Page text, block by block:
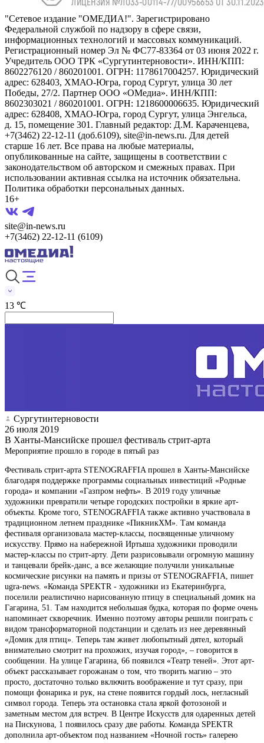
"Сетевое издание "ОМЕДИА!". Зарегистрировано
Федеральной службой по надзору в сфере связи,
информационных технологий и массовых коммуникаций.
Регистрационный номер Эл № ФС77-83364 от 03 июня 2022 г.
Учредитель ООО ТРК «Сургутинтерновости». ИНН/КПП:
8602276120 / 860201001. ОГРН: 1178617004257. Юридический
адрес: 628403, ХМАО-Югра, город Сургут, улица 30 лет
Победы, 27/2. Партнер ООО «ОМедиа». ИНН/КПП:
8602303021 / 860201001. ОГРН: 1218600006635. Юридический
адрес: 628408, ХМАО-Югра, город Сургут, улица Энгельса,
д. 15, помещение 301. Главный редактор: Д.М. Караченцева,
+7(3462) 22-12-11 (доб.6109), site@in-news.ru. Для детей
старше 16 лет. Все права на любые материалы,
опубликованные на сайте, защищены в соответствии с
законодательством об авторском и смежных правах. При
использовании активная ссылка на источник обязательна.
Политика обработки персональных данных.
16+
site@in-news.ru
+7(3462) 22-12-11 (6109)
13 ℃
Сургутинтерновости
26 июля 2019
В Ханты-Мансийске прошел фестиваль стрит-арта
Мероприятие прошло в городе в пятый раз
Фестиваль стрит-арта STENOGRAFFIA прошел в Ханты-Мансийске
благодаря поддержке программы социальных инвестиций «Родные
города» и компании «Газпром нефть». В 2019 году уличные
художники превратили четыре городских постройки в яркие арт-
объекты. Кроме того, STENOGRAFFIA также активно участвовала в
традиционном летнем празднике «ПикникХМ». Там команда
фестиваля организовала мастер-классы, посвященные уличному
искусству. Прямо на набережной Иртыша художники проводили
мастер-классы по стрит-арту. Дети разрисовывали огромную машину
и танцевали брейк-данс, а все желающие получили уникальные
космические рисунки на память и призы от STENOGRAFFIA, пишет
ugra-news. «Команда SPEKTR - художники из Екатеринбурга,
поселили реалистично нарисованную птицу в специальный домик на
Гагарина, 51. Там находится небольшая будка, которая по форме очень
напоминает скворечник. Именно поэтому авторы решили поиграть с
видом трансформаторной подстанции и сделать из нее деревянный
«Домик для птиц». Теперь там живет любопытный дятел, который
внимательно смотрит на прохожих, изучая город», – говорится в
сообщении. На улице Гагарина, 66 появился «Театр теней». Этот арт-
объект рассказывает горожанам о том, что творить магию – это
просто, достаточно только включить воображение и тут сразу, при
помощи фонарика и рук, на стене появится гордый лось, негласный
символ города. Теперь эта остановка стала яркой фотозоной и
заметным местом для встреч. В Центре Искусств для одаренных детей
на Пискунова, 1 появилось сразу две работы. Команда SPEKTR
дополнила арт-объектом под названием «Ночной гость» галерею